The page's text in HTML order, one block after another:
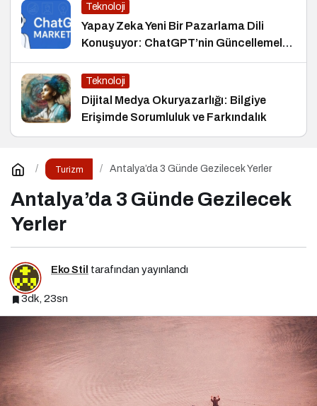
Teknoloji
Yapay Zeka Yeni Bir Pazarlama Dili
Konuşuyor: ChatGPT’nin Güncellemeleri
ve Markalara Yönelik Fırsatlar
Teknoloji
Dijital Medya Okuryazarlığı: Bilgiye
Erişimde Sorumluluk ve Farkındalık
Turizm Antalya’da 3 Günde Gezilecek Yerler
Antalya’da 3 Günde Gezilecek
Yerler
Eko Stil tarafından yayınlandı
3dk, 23sn